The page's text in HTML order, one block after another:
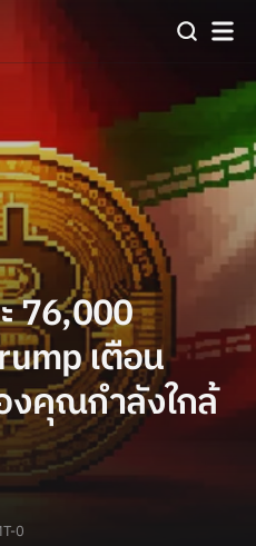
76,000
เตือน
งคุณกำลังใกล้
0